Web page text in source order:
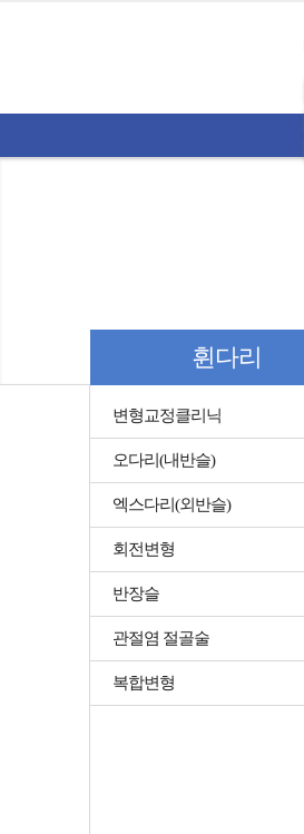
휜다리
변형교정클리닉
오다리(내반슬)
엑스다리(외반슬)
회전변형
반장슬
관절염 절골술
복합변형